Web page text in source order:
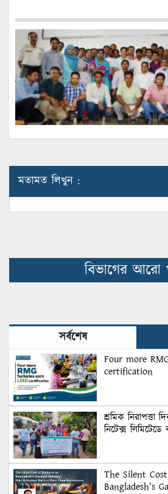
মতামত লিখুন :
বিভাগের আরো
সর্বশেষ
Four more
certification
শ্রমিক নিরাপত্তা
নিটেক্স
The Silent
Bangladesh’s